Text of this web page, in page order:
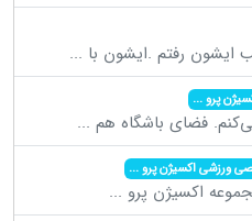
ایشون رفتم .ایشون با ...
پرو...
فضای باشگاه هم ...
ورزشی اکسیژن پرو...
اکسیژن پرو ...